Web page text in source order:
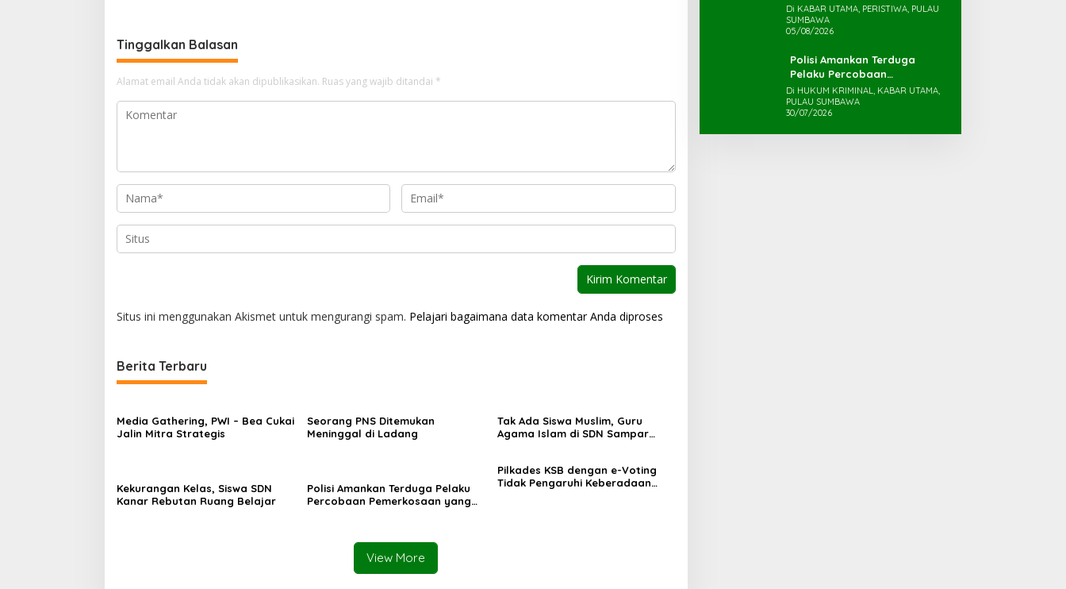
g
a
s
i
s
Tinggalkan Balasan
Alamat email Anda tidak akan dipublikasikan. Ruas yang wajib ditandai *
Situs ini menggunakan Akismet untuk mengurangi spam. Pelajari bagaimana data komentar Anda diproses
Berita Terbaru
Media Gathering, PWI – Bea Cukai
Jalin Mitra Strategis
Seorang PNS Ditemukan
Meninggal di Ladang
Tak Ada Siswa Muslim, Guru
Agama Islam di SDN Sampar
Kekurangan Kelas, Siswa SDN
Kanar Rebutan Ruang Belajar
Polisi Amankan Terduga Pelaku
Percobaan Pemerkosaan yang
Pilkades KSB dengan e-Voting
Tidak Pengaruhi Keberadaan
View More
Di KABAR UTAMA, PERISTIWA, PULAU
SUMBAWA
05/08/2026
Polisi Amankan Terduga
Pelaku Percobaan
Pemerkosaan yang Ancam
Korban dengan Parang
Di HUKUM KRIMINAL, KABAR UTAMA,
PULAU SUMBAWA
30/07/2026